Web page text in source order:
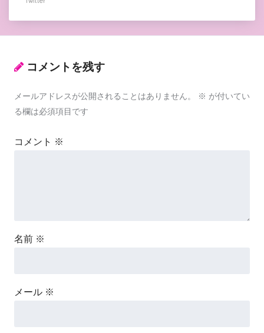
コメントを残す
メールアドレスが公開されることはありません。 ※ が付いてい
る欄は必須項目です
コメント ※
名前 ※
メール ※